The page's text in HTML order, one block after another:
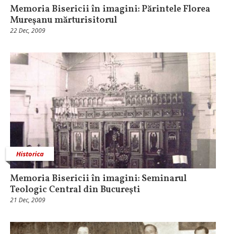
Memoria Bisericii în imagini: Părintele Florea
Mureşanu mărturisitorul
22 Dec, 2009
Historica
Memoria Bisericii în imagini: Seminarul
Teologic Central din Bucureşti
21 Dec, 2009